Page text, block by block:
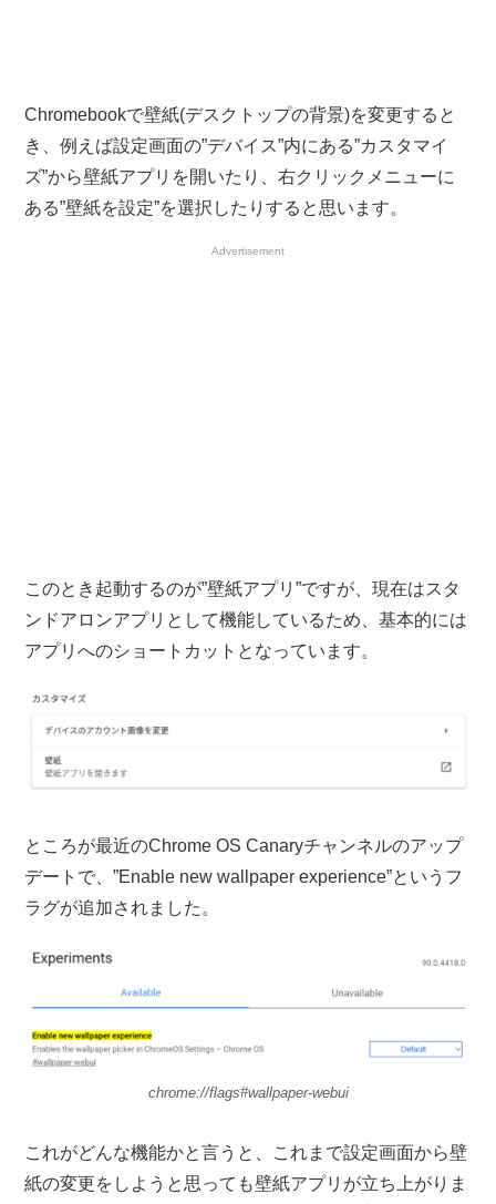
Chromebookで壁紙(デスクトップの背景)を変更すると
き、例えば設定画面の”デバイス”内にある”カスタマイ
ズ”から壁紙アプリを開いたり、右クリックメニューに
ある”壁紙を設定”を選択したりすると思います。
Advertisement
このとき起動するのが”壁紙アプリ”ですが、現在はスタ
ンドアロンアプリとして機能しているため、基本的には
アプリへのショートカットとなっています。
ところが最近のChrome OS Canaryチャンネルのアップ
デートで、”Enable new wallpaper experience”というフ
ラグが追加されました。
chrome://flags#wallpaper-webui
これがどんな機能かと言うと、これまで設定画面から壁
紙の変更をしようと思っても壁紙アプリが立ち上がりま